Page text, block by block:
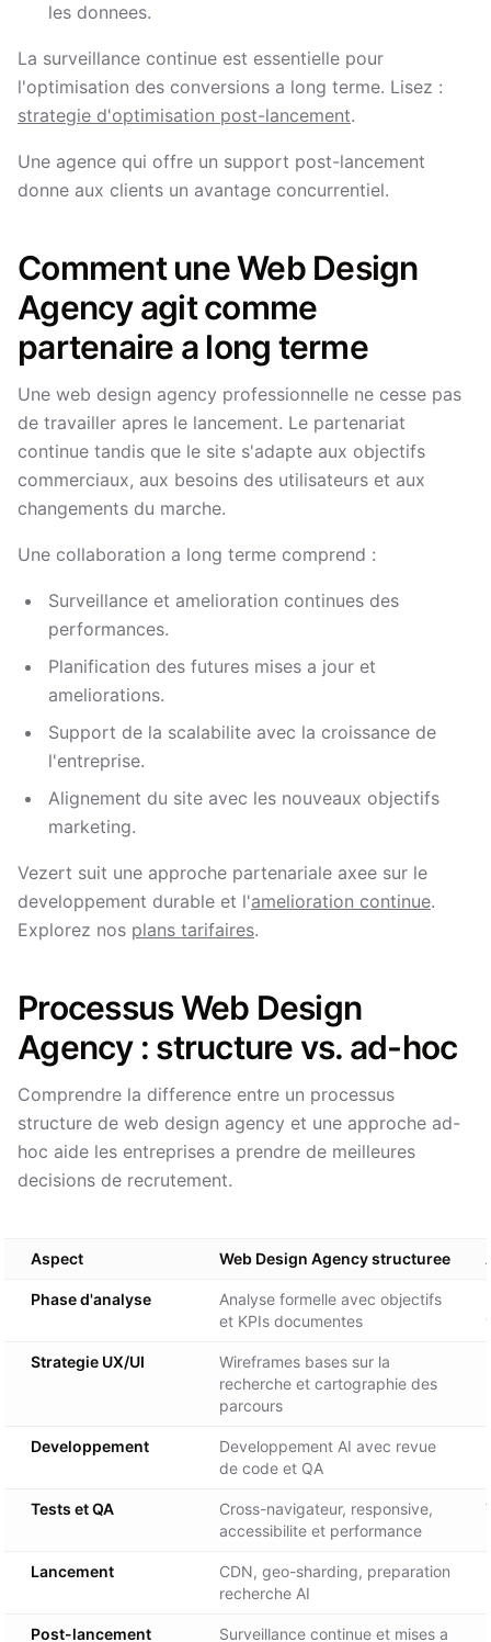
les donnees.
La surveillance continue est essentielle pour
l'optimisation des conversions a long terme. Lisez :
strategie d'optimisation post-lancement.
Une agence qui offre un support post-lancement
donne aux clients un avantage concurrentiel.
Comment une Web Design
Agency agit comme
partenaire a long terme
Une web design agency professionnelle ne cesse pas
de travailler apres le lancement. Le partenariat
continue tandis que le site s'adapte aux objectifs
commerciaux, aux besoins des utilisateurs et aux
changements du marche.
Une collaboration a long terme comprend :
Surveillance et amelioration continues des
performances.
Planification des futures mises a jour et
ameliorations.
Support de la scalabilite avec la croissance de
l'entreprise.
Alignement du site avec les nouveaux objectifs
marketing.
Vezert suit une approche partenariale axee sur le
developpement durable et l'amelioration continue.
Explorez nos plans tarifaires.
Processus Web Design
Agency : structure vs. ad-hoc
Comprendre la difference entre un processus
structure de web design agency et une approche ad-
hoc aide les entreprises a prendre de meilleures
decisions de recrutement.
Aspect Web Design Agency structuree
Phase d'analyse
Analyse formelle avec objectifs
et KPIs documentes
Strategie UX/UI
Wireframes bases sur la
recherche et cartographie des
parcours
Developpement
Developpement AI avec revue
de code et QA
Tests et QA
Cross-navigateur, responsive,
accessibilite et performance
Lancement
CDN, geo-sharding, preparation
recherche AI
Post-lancement Surveillance continue et mises a